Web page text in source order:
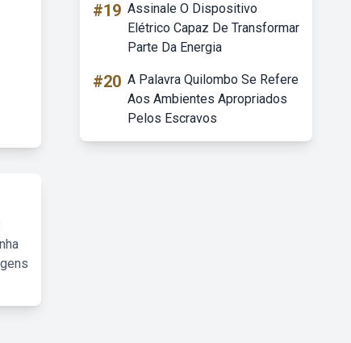
#19 Assinale O Dispositivo
Elétrico Capaz De Transformar
Parte Da Energia
#20 A Palavra Quilombo Se Refere
Aos Ambientes Apropriados
Pelos Escravos